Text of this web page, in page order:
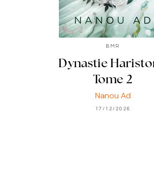
BMR
Dynastie
Tome 2
Nanou Ad
17/12/2026